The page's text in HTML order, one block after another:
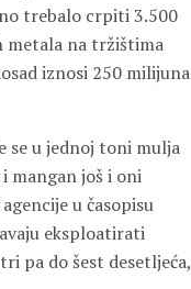
trebalo crpiti 3.500
metala na tržištima
iznosi 250 milijuna
se u jednoj toni mulja
mangan još i oni
u časopisu
eksploatirati
pa do šest desetljeća,